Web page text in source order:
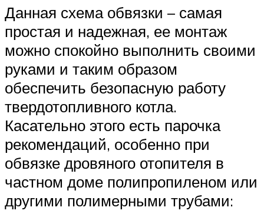
Данная схема обвязки – самая
простая и надежная, ее монтаж
можно спокойно выполнить своими
руками и таким образом
обеспечить безопасную работу
твердотопливного котла.
Касательно этого есть парочка
рекомендаций, особенно при
обвязке дровяного отопителя в
частном доме полипропиленом или
другими полимерными трубами: